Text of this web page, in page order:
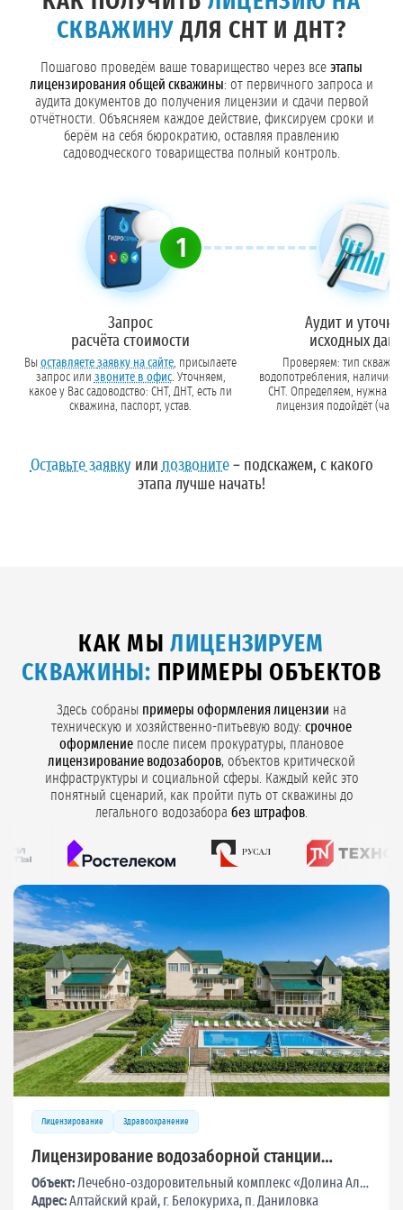
СКВАЖИНУ ДЛЯ СНТ И ДНТ?
Пошагово проведём ваше товарищество через все этапы
лицензирования общей скважины: от первичного запроса и
аудита документов до получения лицензии и сдачи первой
отчётности. Объясняем каждое действие, фиксируем сроки и
берём на себя бюрократию, оставляя правлению
садоводческого товарищества полный контроль.
1
Запрос
расчёта стоимости
Вы оставляете заявку на сайте, присылаете
запрос или звоните в офис. Уточняем,
какое у Вас садоводство: СНТ, ДНТ, есть ли
скважина, паспорт, устав.
Аудит и
исходных
Проверяем: тип
водопотребления, наличие
СНТ. Определяем, нужна ли ЗСО
лицензия подойдёт
Оставьте заявкуили позвоните– подскажем, с какого
этапа лучше начать!
КАК МЫЛИЦЕНЗИРУЕМ
СКВАЖИНЫ: ПРИМЕРЫ ОБЪЕКТОВ
Здесь собраны примеры оформления лицензии на
техническую и хозяйственно-питьевую воду: срочное
оформление после писем прокуратуры, плановое
лицензирование водозаборов, объектов критической
инфраструктуры и социальной сферы. Каждый кейс это
понятный сценарий, как пройти путь от скважины до
легального водозабора без штрафов
Лицензирование Связь и IT
Водоснабжение и лицензирование скважины
для модульного ЦОД «МТС»
Объект:Модульный центр обработки данных (ЦОД) МТС
Адрес:г. Екатеринбург, п. Полеводство